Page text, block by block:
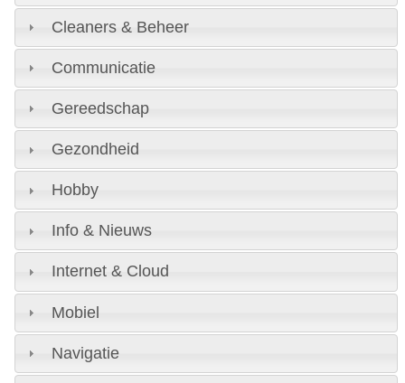
Cleaners & Beheer
Communicatie
Gereedschap
Gezondheid
Hobby
Info & Nieuws
Internet & Cloud
Mobiel
Navigatie